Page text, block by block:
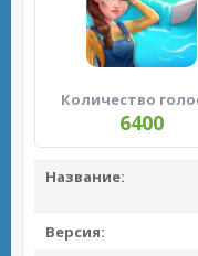
Количество
6400
Название:
Версия: